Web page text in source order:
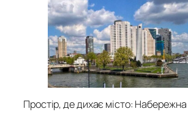
Простір, де дихає місто: